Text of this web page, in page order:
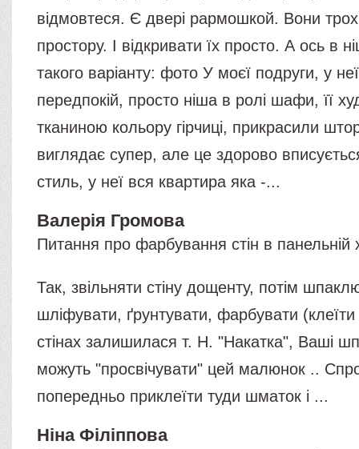
відмовтеся. Є двері рармошкой. Вони
простору. І відкривати їх просто. А ось в
такого варіанту: фото У моєї подруги, у
передпокій, просто ніша в ролі шафи, її
тканиною кольору гірчиці, прикрасили
виглядає супер, але це здорово
стиль, у неї вся квартира яка -...
Валерія Громова
Питання про фарбування стін в панельній
Так, звільняти стіну дощенту, потім
шліфувати, ґрунтувати, фарбувати
стінах залишилася т. Н. "Накатка", Ваші
можуть "просвічувати" цей малюнок ..
попередньо приклеїти туди шматок і ...
Ніна Філіппова